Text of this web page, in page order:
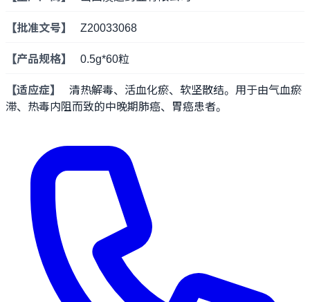
【批准文号】
Z20033068
【产品规格】
0.5g*60粒
【适应症】
清热解毒、活血化瘀、软坚散结。用于由气血瘀
滞、热毒内阻而致的中晚期肺癌、胃癌患者。